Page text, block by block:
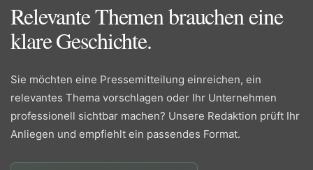
Relevante Themen brauchen eine
klare Geschichte.
Sie möchten eine Pressemitteilung einreichen, ein
relevantes Thema vorschlagen oder Ihr Unternehmen
professionell sichtbar machen? Unsere Redaktion prüft Ihr
Anliegen und empfiehlt ein passendes Format.